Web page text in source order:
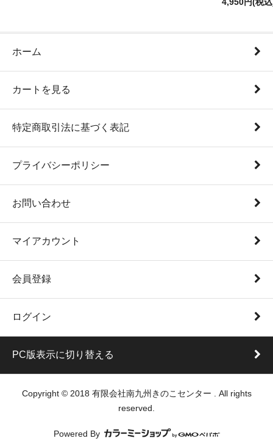
4,950円(税
ホーム
カートを見る
特定商取引法に基づく表記
プライバシーポリシー
お問い合わせ
マイアカウント
会員登録
ログイン
PC版表示に切り替える
Copyright © 2018 有限会社南九州きのこセンター . All rights
reserved.
Powered By